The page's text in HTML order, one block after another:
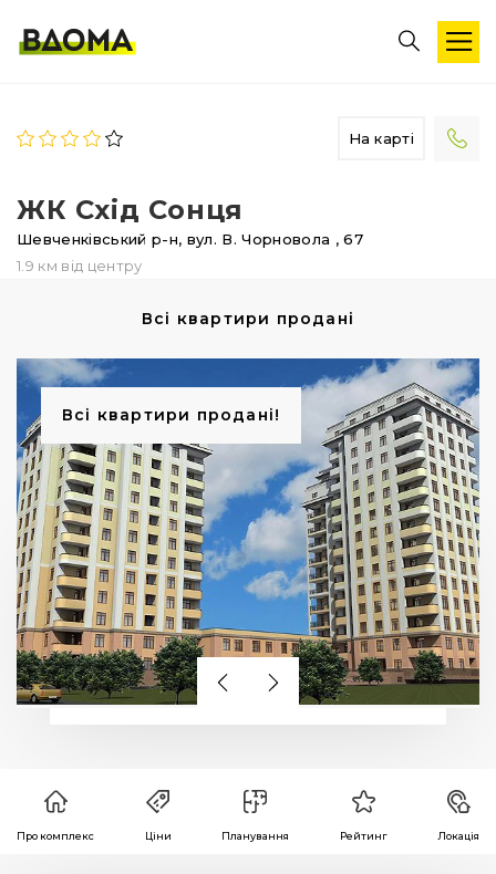
На карті
ЖК Схід Сонця
Шевченківський р-н, вул. В. Чорновола , 67
1.9 км від центру
Всі квартири продані
Всі квартири продані!
Про комплекс Ціни Планування Рейтинг Локація